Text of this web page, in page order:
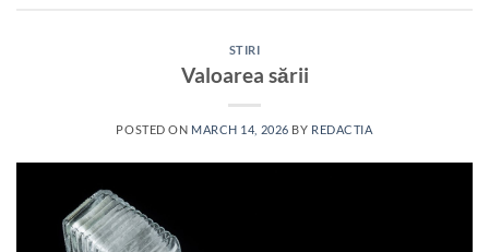
STIRI
Valoarea sării
POSTED ON MARCH 14, 2026 BY REDACTIA